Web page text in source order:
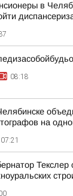
в
08:18
на
07:21
Текслер